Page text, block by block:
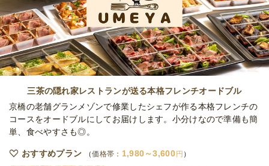
<香るモダンエスニック>コク旨！温製チキ
ンマサラプラン
オードブル
3,000円/人
<香るモダンエスニック>ビンティ特製！温
オードブル
3,300円/人
オードブル
1,800円
三茶の隠れ家レストランが送る本格フレンチオードブル
京橋の老舗グランメゾンで修業したシェフが作る本格フレンチの
コースをオードブルにしてお届けします。小分けなので準備も簡
単、食べやすさも◎。
おすすめプラン 価格帯： 1,980～3,600円